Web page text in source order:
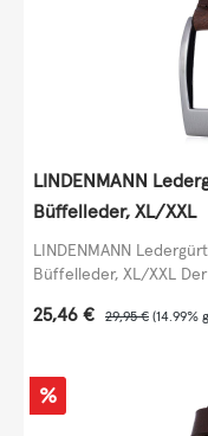
LINDENMANN
Büffelleder, XL/XXL
LINDENMANN
Büffelleder, XL/XXL
Verkaufspreis:
25,46 € Regulärer Preis:
29,95 € (14.99%
Rabatt
%